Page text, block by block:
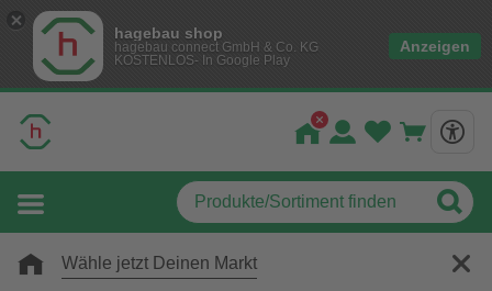
hagebau shop
hagebau connect GmbH & Co. KG
KOSTENLOS- In Google Play
Anzeigen
Wähle jetzt Deinen Markt